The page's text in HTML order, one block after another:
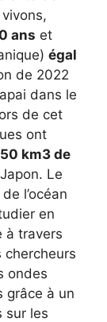
ans et
égal
de 2022
dans le
de cet
ont
km3 de
Le
l’océan
en
à travers
chercheurs
ondes
grâce à un
sur les